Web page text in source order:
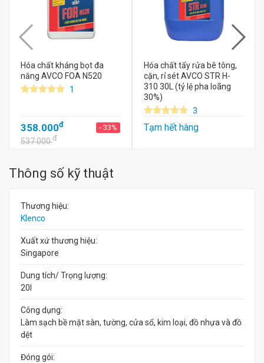
Hóa chất kháng bọt đa
năng AVCO FOA N520
1
358.000đ - 33%
537.000đ
Hóa chất tẩy rửa bê tông,
cặn, rỉ sét AVCO STR H-
310 30L (tỷ lệ pha loãng
30%)
3
Tạm hết hàng
Thông số kỹ thuật
Thương hiệu:
Klenco
Xuất xứ thương hiệu:
Singapore
Dung tích/ Trọng lượng:
20l
Công dụng:
Làm sạch bề mặt sàn, tường, cửa sổ, kim loại, đồ nhựa và đồ
dệt
Đóng gói: